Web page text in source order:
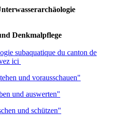
Denkmalpflege
subaquatique du canton de
ici
und vorausschauen"
und auswerten"
und schützen"